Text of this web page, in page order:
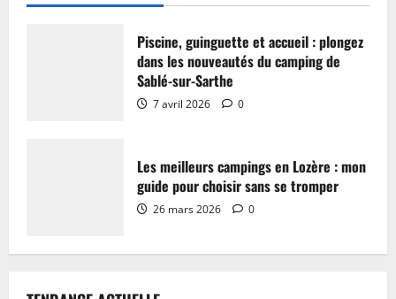
Piscine, guinguette et accueil : plongez
dans les nouveautés du camping de
Sablé-sur-Sarthe
7 avril 2026 0
Les meilleurs campings en Lozère : mon
guide pour choisir sans se tromper
26 mars 2026 0